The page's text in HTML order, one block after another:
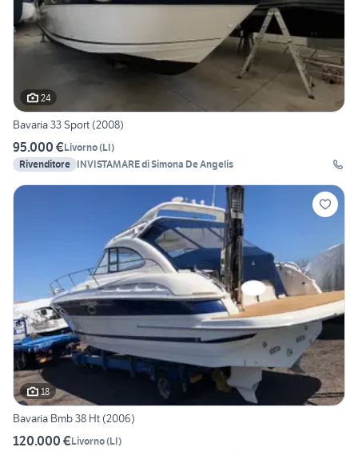
24
Bavaria 33 Sport (2008)
95.000 €Livorno(LI)
Rivenditore INVISTAMARE di Simona De Angelis
18
Bavaria Bmb 38 Ht (2006)
120.000 €Livorno(LI)